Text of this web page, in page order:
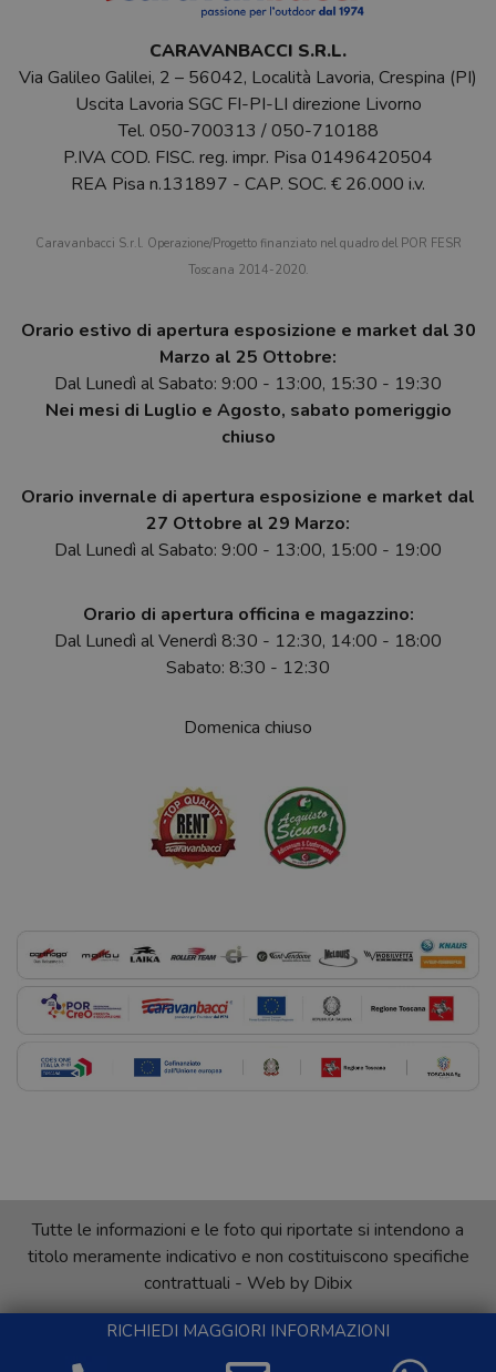
RICHIEDI MAGGIORI INFORMAZIONI
CARAVANBACCI S.R.L.
Via Galileo Galilei, 2 – 56042, Località Lavoria, Crespina (PI)
Uscita Lavoria SGC FI-PI-LI direzione Livorno
Tel. 050-700313 /050-710188
P.IVA COD. FISC. reg. impr. Pisa 01496420504
REA Pisa n.131897 - CAP. SOC. € 26.000 i.v.
Caravanbacci S.r.l. Operazione/Progetto finanziato nel quadro del POR FESR
Toscana 2014-2020.
Orario estivo di apertura esposizione e market dal 30
Marzo al 25 Ottobre:
Dal Lunedì al Sabato: 9:00 - 13:00, 15:30 - 19:30
Nei mesi di Luglio e Agosto, sabato pomeriggio
chiuso
Orario invernale di apertura esposizione e market dal
27 Ottobre al 29 Marzo:
Dal Lunedì al Sabato: 9:00 - 13:00, 15:00 - 19:00
Orario di apertura officina e magazzino:
Dal Lunedì al Venerdì 8:30 - 12:30, 14:00 - 18:00
Sabato: 8:30 - 12:30
Domenica chiuso
Tutte le informazioni e le foto qui riportate si intendono a
titolo meramente indicativo e non costituiscono specifiche
contrattuali - Web by Dibix